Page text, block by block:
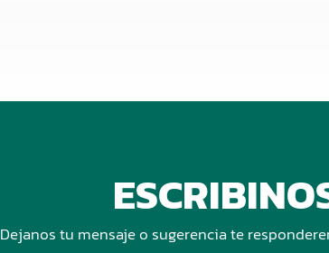
Dejanos tu mensaje o sugerencia te